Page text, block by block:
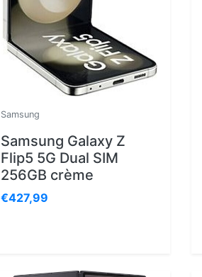
Samsung
Samsung Galaxy Z
Flip5 5G Dual SIM
256GB crème
€427,99